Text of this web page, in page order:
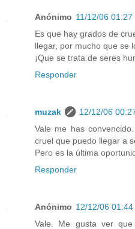
Anónimo 11/12/06 01:27
Es que hay grados de
llegar, por mucho que se
¡Que se trata de seres
Responder
muzak
12/12/06
Vale me has
cruel que puedo llegar a
Pero es la última
Responder
Anónimo 12/12/06 01:44
Vale. Me gusta ver